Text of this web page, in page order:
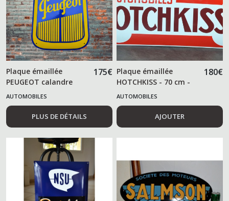
Plaque émaillée
PEUGEOT calandre
175€
AUTOMOBILES
PLUS DE DÉTAILS
Plaque émaillée
HOTCHKISS - 70 cm -
180€
AUTOMOBILES
AJOUTER